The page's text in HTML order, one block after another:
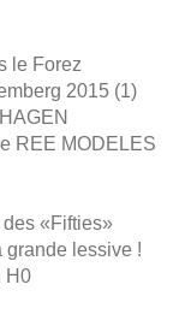
le Forez
2015 (1)
REE MODELES
«Fifties»
grande lessive !
H0